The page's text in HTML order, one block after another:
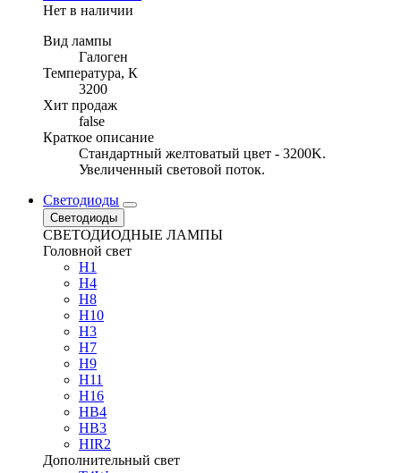
Нет в наличии
Вид лампы
Галоген
Температура, К
3200
Хит продаж
false
Краткое описание
Стандартный желтоватый цвет - 3200K.
Увеличенный световой поток.
Светодиоды
Светодиоды
СВЕТОДИОДНЫЕ ЛАМПЫ
Головной свет
H1
H4
H8
H10
H3
H7
H9
H11
H16
HB4
HB3
HIR2
Дополнительный свет